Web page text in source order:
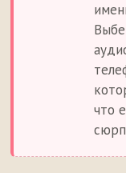
что